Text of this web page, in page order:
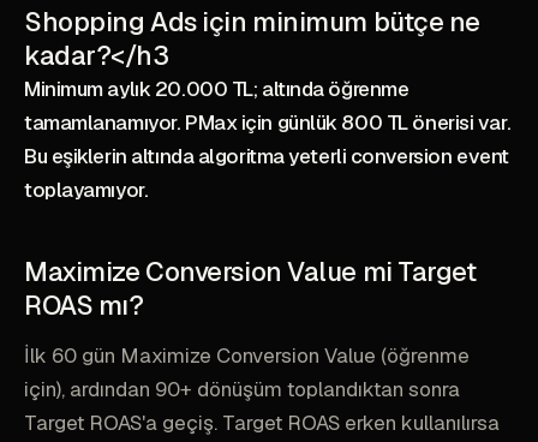
Shopping Ads için minimum bütçe ne
kadar?</h3
Minimum aylık 20.000 TL; altında öğrenme
tamamlanamıyor. PMax için günlük 800 TL önerisi var.
Bu eşiklerin altında algoritma yeterli conversion event
toplayamıyor.
Maximize Conversion Value mi Target
ROAS mı?
İlk 60 gün Maximize Conversion Value (öğrenme
için), ardından 90+ dönüşüm toplandıktan sonra
Target ROAS'a geçiş. Target ROAS erken kullanılırsa